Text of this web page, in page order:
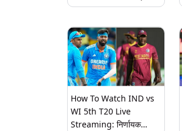
झेल (Watch Video)
How To Watch IND vs
WI 5th T20 Live
Streaming: निर्णायक